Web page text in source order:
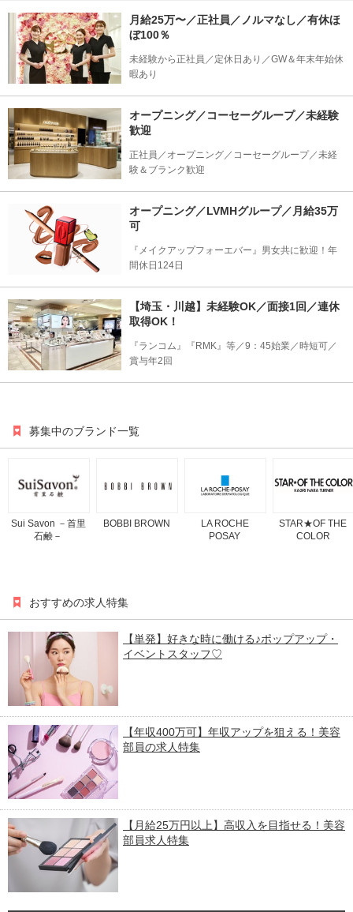
月給25万〜／正社員／ノルマなし／有休ほ
ぼ100％
未経験から正社員／定休日あり／GW＆年末年始休
暇あり
オープニング／コーセーグループ／未経験
歓迎
正社員／オープニング／コーセーグループ／未経
験＆ブランク歓迎
オープニング／LVMHグループ／月給35万
可
『メイクアップフォーエバー』男女共に歓迎！年
間休日124日
【埼玉・川越】未経験OK／面接1回／連休
取得OK！
『ランコム』『RMK』等／9：45始業／時短可／
賞与年2回
募集中のブランド一覧
Sui Savon －首里
石鹸－
BOBBI BROWN
LA ROCHE
POSAY
STAR★OF THE
COLOR
おすすめの求人特集
【単発】好きな時に働ける♪ポップアップ・
イベントスタッフ♡
【年収400万可】年収アップを狙える！美容
部員の求人特集
【月給25万円以上】高収入を目指せる！美容
部員求人特集